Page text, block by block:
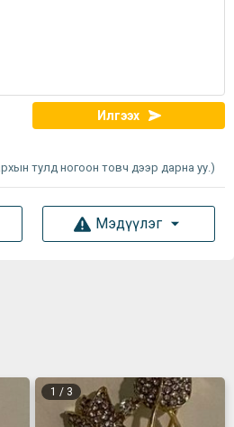
Илгээх
тулд ногоон товч дээр дарна уу.)
Мэдүүлэг
1 / 3